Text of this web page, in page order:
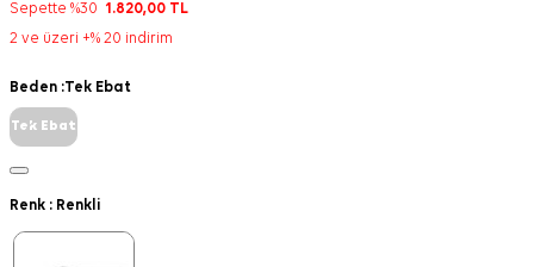
Sepette %30 1.820,00 TL
2 ve üzeri +% 20 indirim
Beden :Tek Ebat
Tek Ebat
Renk : Renkli